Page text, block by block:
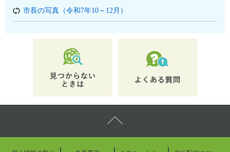
市長の写真（令和7年10～12月）